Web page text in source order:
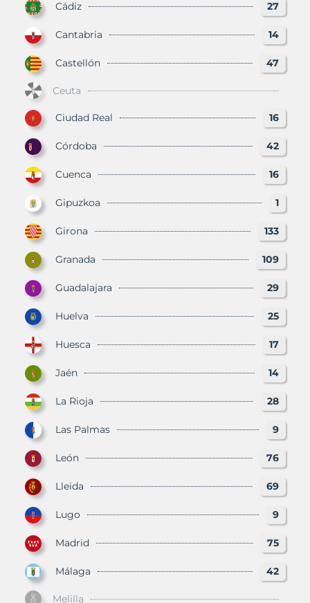
Cádiz 27
Cantabria 14
Castellón 47
Ceuta
Ciudad Real 16
Córdoba 42
Cuenca 16
Gipuzkoa 1
Girona 133
Granada 109
Guadalajara 29
Huelva 25
Huesca 17
Jaén 14
La Rioja 28
Las Palmas 9
León 76
Lleida 69
Lugo 9
Madrid 75
Málaga 42
Melilla